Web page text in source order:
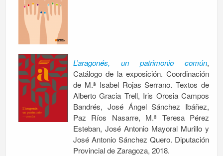
L’aragonés, un patrimonio común,
Catálogo de la exposición. Coordinación
de M.ª Isabel Rojas Serrano. Textos de
Alberto Gracia Trell, Iris Orosia Campos
Bandrés, José Ángel Sánchez Ibáñez,
Paz Ríos Nasarre, M.ª Teresa Pérez
Esteban, José Antonio Mayoral Murillo y
José Antonio Sánchez Quero. Diputación
Provincial de Zaragoza, 2018.